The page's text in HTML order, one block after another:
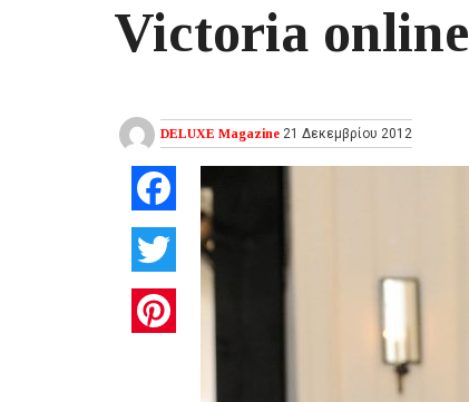
Victoria online
DELUXE Magazine 21 Δεκεμβρίου 2012
Facebook
Twitter
Pinterest